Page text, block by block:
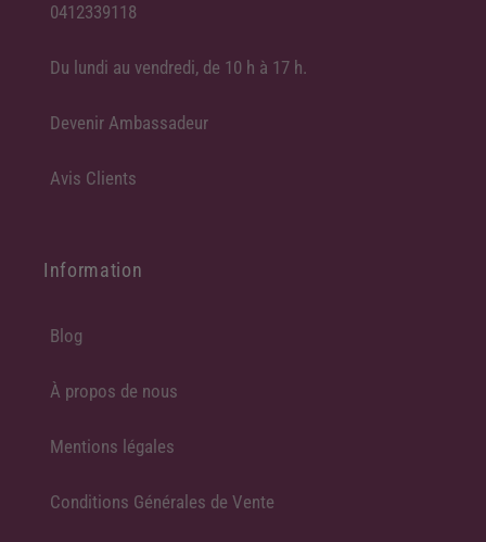
0412339118
Du lundi au vendredi, de 10 h à 17 h.
Devenir Ambassadeur
Avis Clients
Information
Blog
À propos de nous
Mentions légales
Conditions Générales de Vente